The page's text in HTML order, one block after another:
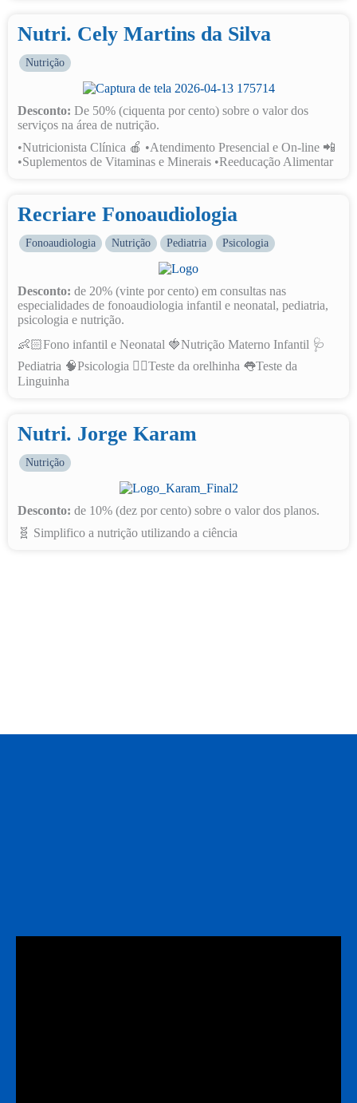
Nutri. Cely Martins da Silva
Nutrição
Desconto: De 50% (ciquenta por cento) sobre o valor dos
serviços na área de nutrição.
•Nutricionista Clínica 🍎 •Atendimento Presencial e On-line 📲
•Suplementos de Vitaminas e Minerais •Reeducação Alimentar
Recriare Fonoaudiologia
Fonoaudiologia Nutrição Pediatria Psicologia
Desconto: de 20% (vinte por cento) em consultas nas
especialidades de fonoaudiologia infantil e neonatal, pediatria,
psicologia e nutrição.
👶🏻Fono infantil e Neonatal 🍓Nutrição Materno Infantil 🩺
Pediatria 🧠Psicologia 👂🏼Teste da orelhinha 👅Teste da
Linguinha
Nutri. Jorge Karam
Nutrição
Desconto: de 10% (dez por cento) sobre o valor dos planos.
🧬 Simplifico a nutrição utilizando a ciência